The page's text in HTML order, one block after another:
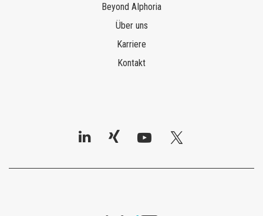
Beyond AIphoria
Über uns
Karriere
Kontakt